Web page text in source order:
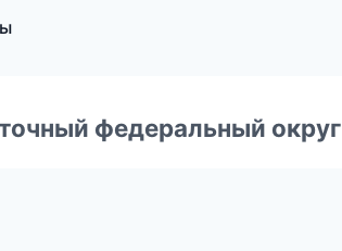
федеральный округ